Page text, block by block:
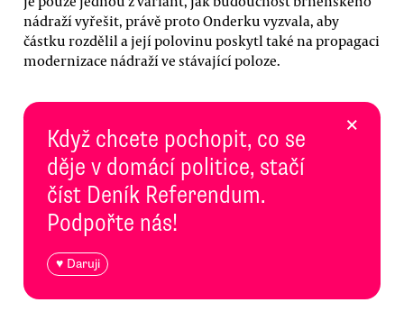
nádraží vyřešit, právě proto Onderku vyzvala, aby
částku rozdělil a její polovinu poskytl také na propagaci
modernizace nádraží ve stávající poloze.
Když chcete pochopit, co se
děje v domácí politice, stačí
číst Deník Referendum.
Podpořte nás!
♥ Daruji
×